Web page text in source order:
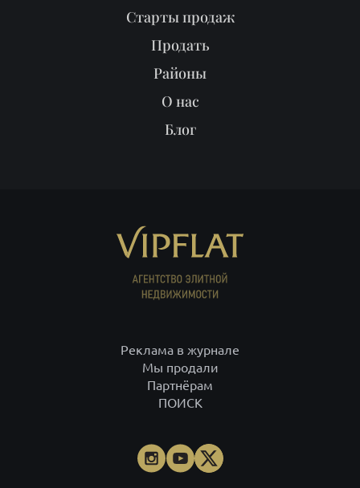
Старты продаж
Продать
Районы
О нас
Блог
Реклама в журнале
Мы продали
Партнёрам
ПОИСК